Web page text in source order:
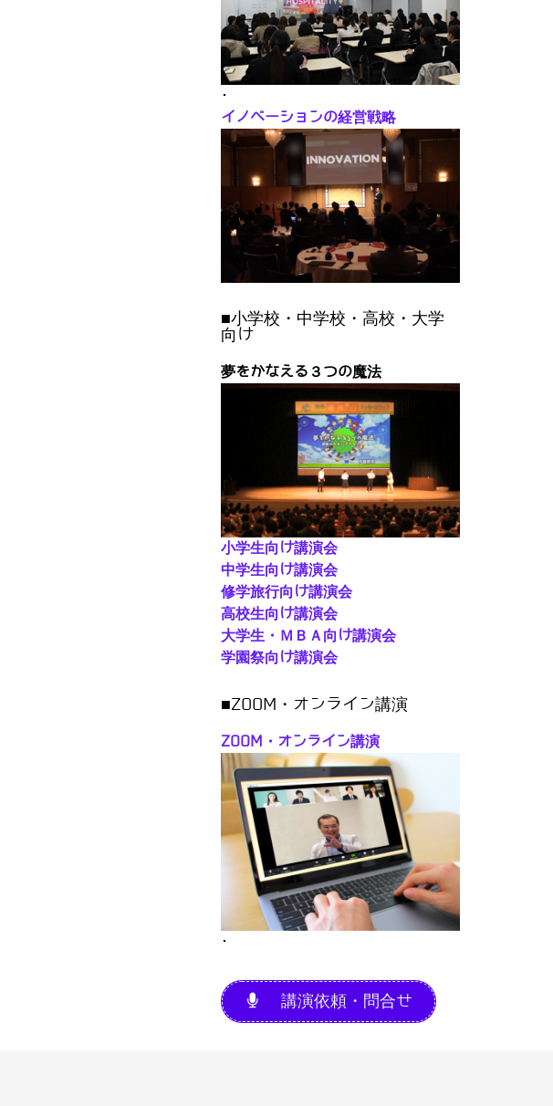
･
イノベーションの経営戦略
■小学校・中学校・高校・大学
向け
夢をかなえる３つの魔法
小学生向け講演会
中学生向け講演会
修学旅行向け講演会
高校生向け講演会
大学生・ＭＢＡ向け講演会
学園祭向け講演会
■ZOOM・オンライン講演
ZOOM・オンライン講演
･
講演依頼・問合せ